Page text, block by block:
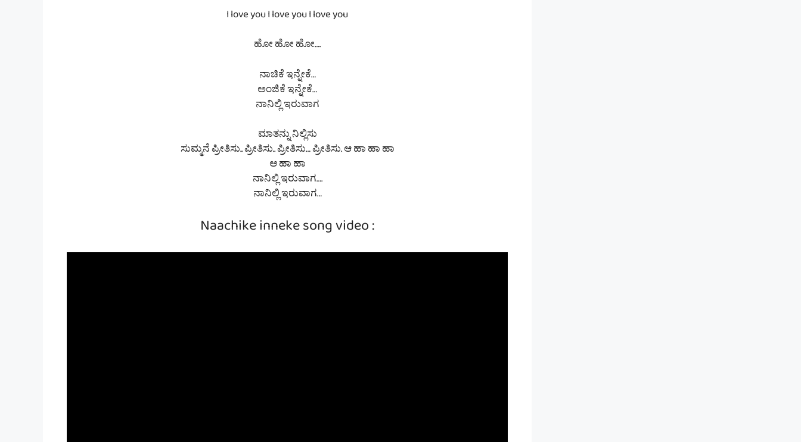
I love you I love you I love you
ಹೋ ಹೋ ಹೋ….
ನಾಚಿಕೆ ಇನ್ನೇಕೆ…
ಅಂಜಿಕೆ ಇನ್ನೇಕೆ…
ನಾನಿಲ್ಲಿ ಇರುವಾಗ
ಮಾತನ್ನು ನಿಲ್ಲಿಸು
ಸುಮ್ಮನೆ ಪ್ರೀತಿಸು.. ಪ್ರೀತಿಸು.. ಪ್ರೀತಿಸು… ಪ್ರೀತಿಸು. ಆ ಹಾ ಹಾ ಹಾ
ಆ ಹಾ ಹಾ
ನಾನಿಲ್ಲಿ ಇರುವಾಗ….
ನಾನಿಲ್ಲಿ ಇರುವಾಗ…
Naachike inneke song video :